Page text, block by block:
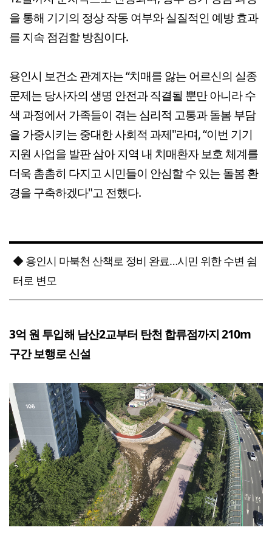
을 통해 기기의 정상 작동 여부와 실질적인 예방 효과
를 지속 점검할 방침이다.
용인시 보건소 관계자는 “치매를 앓는 어르신의 실종
문제는 당사자의 생명 안전과 직결될 뿐만 아니라 수
색 과정에서 가족들이 겪는 심리적 고통과 돌봄 부담
을 가중시키는 중대한 사회적 과제"라며, “이번 기기
지원 사업을 발판 삼아 지역 내 치매환자 보호 체계를
더욱 촘촘히 다지고 시민들이 안심할 수 있는 돌봄 환
경을 구축하겠다"고 전했다.
◆ 용인시 마북천 산책로 정비 완료…시민 위한 수변 쉼
터로 변모
3억 원 투입해 남산2교부터 탄천 합류점까지 210m
구간 보행로 신설